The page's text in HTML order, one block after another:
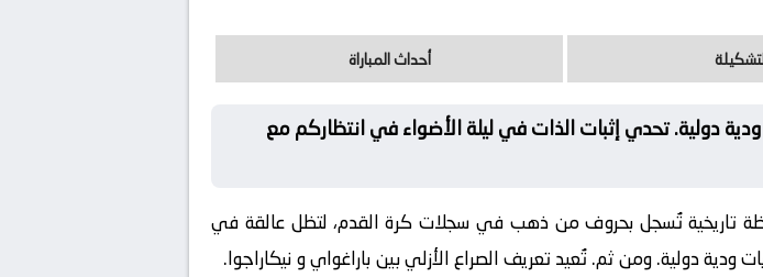
أحداث المباراة
دولية. تحدي إثبات الذات في ليلة الأضواء في انتظاركم مع
تاريخية تُسجل بحروف من ذهب في سجلات كرة القدم، لتظل عالقة في
دولية. ومن ثم. تُعيد تعريف الصراع الأزلي بين باراغواي و نيكاراجوا.